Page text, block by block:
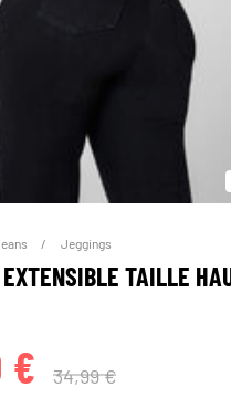
Jeggings
TAILLE
€ 34,99 €